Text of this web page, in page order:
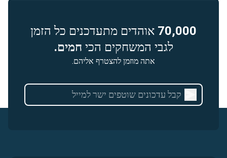
70,000 אוהדים מתעדכנים כל הזמן
לגבי המשחקים הכי חמים.
אתה מוזמן להצטרף אליהם.